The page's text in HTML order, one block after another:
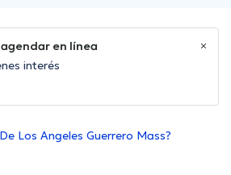
en línea
interés
Los Angeles Guerrero Mass?